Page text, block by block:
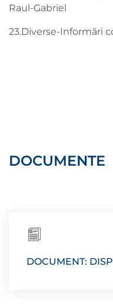
Raul-Gabriel
23.Diverse-Informări
DOCUMENTE
DOCUMENT: